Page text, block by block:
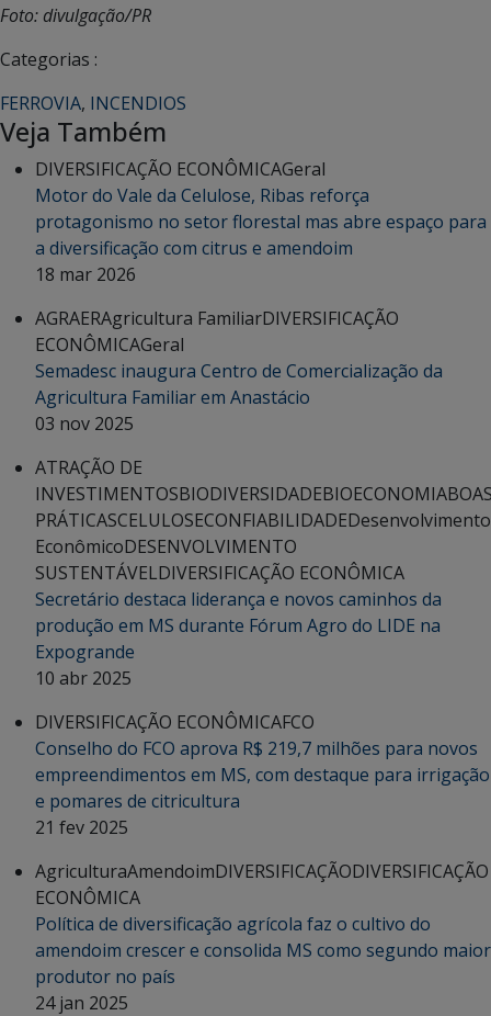
Foto: divulgação/PR
Categorias :
FERROVIA, INCENDIOS
Veja Também
DIVERSIFICAÇÃO ECONÔMICAGeral
Motor do Vale da Celulose, Ribas reforça
protagonismo no setor florestal mas abre espaço para
a diversificação com citrus e amendoim
18 mar 2026
AGRAERAgricultura FamiliarDIVERSIFICAÇÃO
ECONÔMICAGeral
Semadesc inaugura Centro de Comercialização da
Agricultura Familiar em Anastácio
03 nov 2025
ATRAÇÃO DE
INVESTIMENTOSBIODIVERSIDADEBIOECONOMIA
PRÁTICASCELULOSECONFIABILIDADEDesenvolvimento
EconômicoDESENVOLVIMENTO
SUSTENTÁVELDIVERSIFICAÇÃO ECONÔMICA
Secretário destaca liderança e novos caminhos da
produção em MS durante Fórum Agro do LIDE na
Expogrande
10 abr 2025
DIVERSIFICAÇÃO ECONÔMICAFCO
Conselho do FCO aprova R$ 219,7 milhões para novos
empreendimentos em MS, com destaque para irrigação
e pomares de citricultura
21 fev 2025
AgriculturaAmendoimDIVERSIFICAÇÃODIVERSIFICAÇÃO
ECONÔMICA
Política de diversificação agrícola faz o cultivo do
amendoim crescer e consolida MS como segundo maior
produtor no país
24 jan 2025